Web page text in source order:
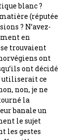
blanc ?
(réputée
? N’avez-
en
trouvaient
ont
ont décidé
utiliserait ce
non, je ne
la
banale un
le sujet
les gestes